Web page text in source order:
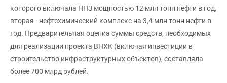
которого включала НПЗ мощностью 12 млн тонн нефти в год,
вторая - нефтехимический комплекс на 3,4 млн тонн нефти в
год. Предварительная оценка суммы средств, необходимых
для реализации проекта ВНХК (включая инвестиции в
строительство инфраструктурных объектов), составляла
более 700 млрд рублей.